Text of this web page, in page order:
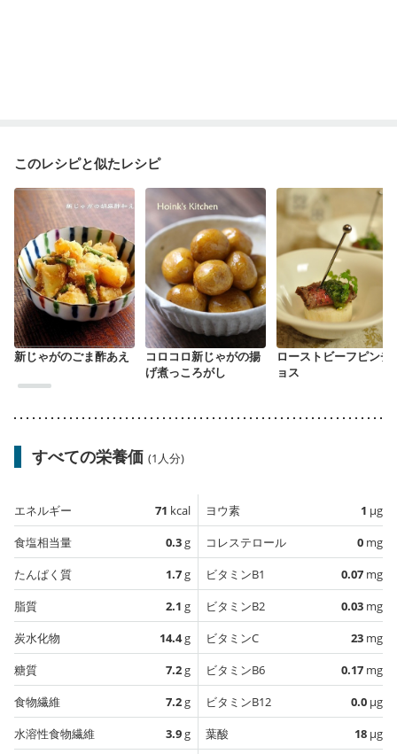
このレシピと似たレシピ
新じゃがのごま酢あえ
コロコロ新じゃがの揚
げ煮っころがし
ローストビーフピンチ
ョス
すべての栄養価 (1人分)
エネルギー 71 kcal
食塩相当量
0.3g
たんぱく質
1.7g
脂質
2.1 g
炭水化物
14.4g
糖質
7.2g
食物繊維
7.2g
水溶性食物繊維
3.9g
ヨウ素 1 µg
コレステロール
0 mg
ビタミンB1
0.07 mg
ビタミンB2
0.03 mg
ビタミンC
23 mg
ビタミンB6
0.17 mg
ビタミンB12
0.0 µg
葉酸
18 µg